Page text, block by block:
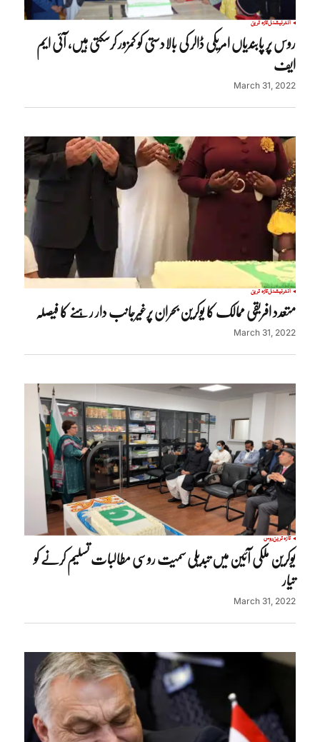
انٹرنیشنلتازہ ترین
روس پر پابندیاں امریکی ڈالر کی بالادستی کو کمزور کرسکتی ہیں، آئی ایم
ایف
March 31, 2022
انٹرنیشنلتازہ ترین
متعدد افریقی ممالک کا یوکرین بحران پرغیرجانب دار رہنے کا فیصلہ
March 31, 2022
تازہ ترینروس
یوکرین ملکی آئین میں تبدیلی سمیت روسی مطالبات تسلیم کرنے کو
تیار
March 31, 2022